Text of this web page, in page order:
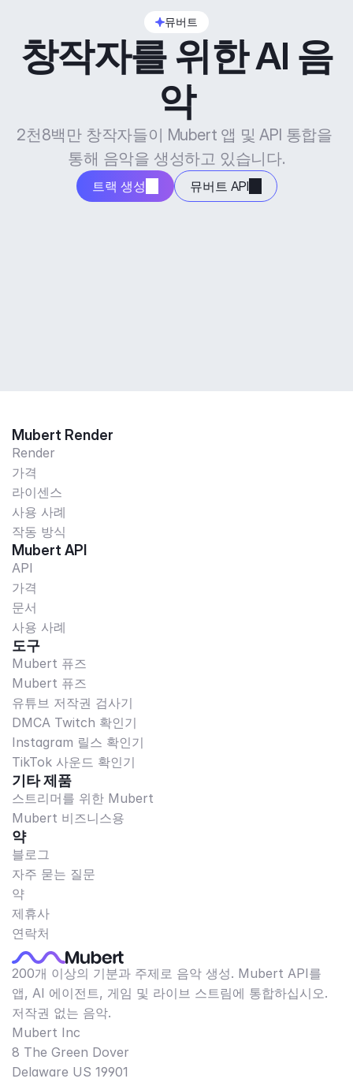
뮤버트
창작자를 위한 AI 음
악
2천8백만 창작자들이 Mubert 앱 및 API 통합을
통해 음악을 생성하고 있습니다.
트랙 생성 뮤버트 API
Mubert Render
Render
가격
라이센스
사용 사례
작동 방식
Mubert API
API
가격
문서
사용 사례
도구
Mubert 퓨즈
Mubert 퓨즈
유튜브 저작권 검사기
DMCA Twitch 확인기
Instagram 릴스 확인기
TikTok 사운드 확인기
기타 제품
스트리머를 위한 Mubert
Mubert 비즈니스용
약
블로그
자주 묻는 질문
약
제휴사
연락처
200개 이상의 기분과 주제로 음악 생성. Mubert API를
앱, AI 에이전트, 게임 및 라이브 스트림에 통합하십시오.
저작권 없는 음악.
Mubert Inc
8 The Green Dover
Delaware US 19901​